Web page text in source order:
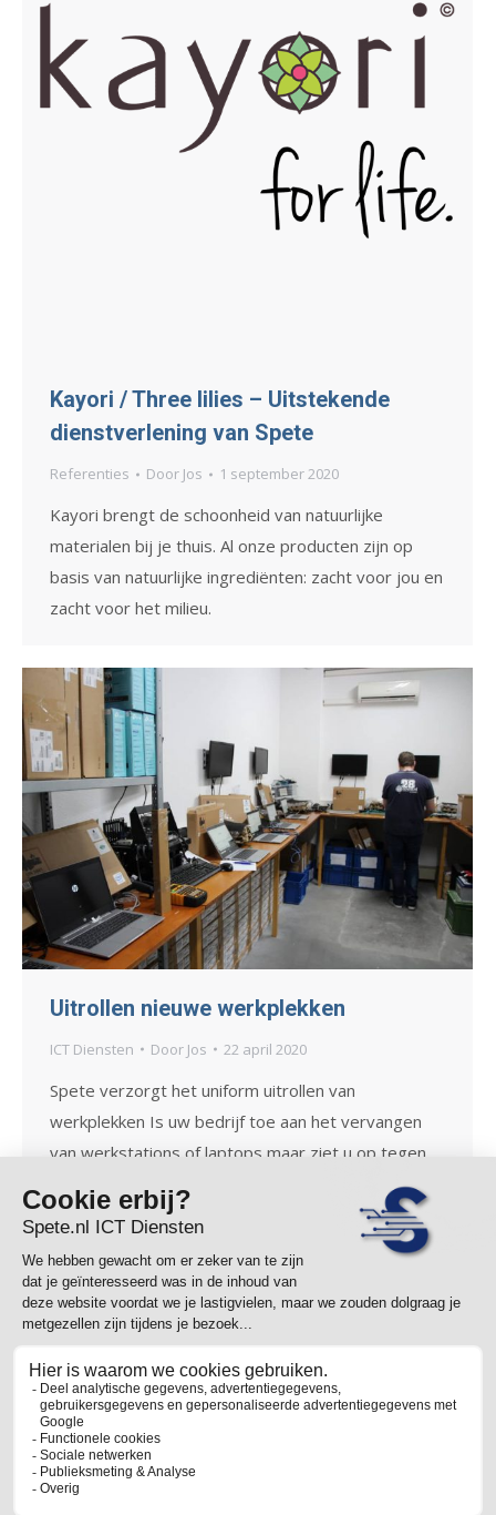
Kayori / Three lilies – Uitstekende
dienstverlening van Spete
Referenties Door Jos 1 september 2020
Kayori brengt de schoonheid van natuurlijke
materialen bij je thuis. Al onze producten zijn op
basis van natuurlijke ingrediënten: zacht voor jou en
zacht voor het milieu.
Uitrollen nieuwe werkplekken
ICT Diensten Door Jos 22 april 2020
Spete verzorgt het uniform uitrollen van
werkplekken Is uw bedrijf toe aan het vervangen
van werkstations of laptops maar ziet u op tegen
het vele werk? Werkt u bijvoorbeeld bij KPN of een
andere leverancier in de cloud maar beheert deze
niet uw lokale apparatuur? Spete.nl ICT Diensten
denkt graag met u mee! Naast het…
← 1 … 6 7 8 9 10 11 →